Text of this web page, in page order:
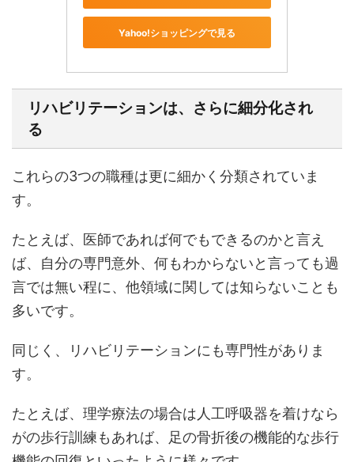
Yahoo!ショッピングで見る
リハビリテーションは、さらに細分化され
る
これらの3つの職種は更に細かく分類されていま
す。
たとえば、医師であれば何でもできるのかと言え
ば、自分の専門意外、何もわからないと言っても過
言では無い程に、他領域に関しては知らないことも
多いです。
同じく、リハビリテーションにも専門性がありま
す。
たとえば、理学療法の場合は人工呼吸器を着けなら
がの歩行訓練もあれば、足の骨折後の機能的な歩行